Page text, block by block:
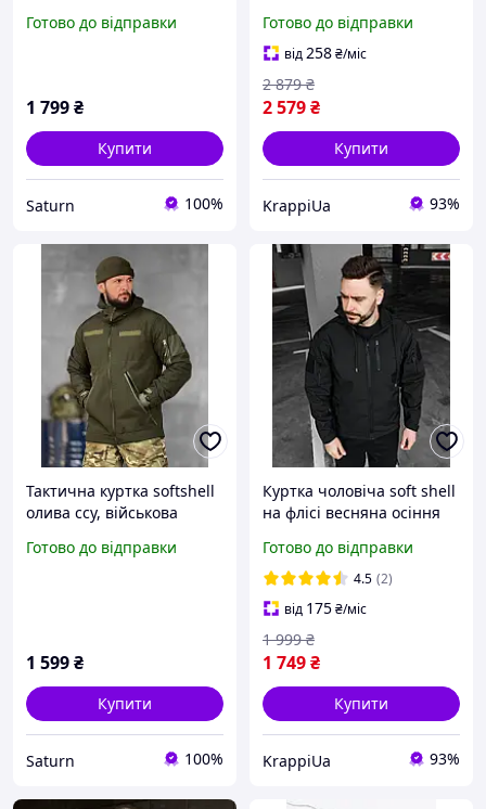
куртка весняна на флісі
Готово до відправки
1 799₴
Купити
Saturn 100%
капюшоном Софт Шелл
на флісі чорна
Готово до відправки
від258₴/міс
2 579₴
2 879 ₴
Купити
KrappiUa 93%
Тактична куртка softshell
олива ссу, військова
куртка весняна на флісі
Готово до відправки
1 599₴
Купити
Saturn 100%
Куртка чоловіча soft shell
на флісі весняна осіння
липучками чорна
Готово до відправки
4.5 (2)
від 175₴/міс
1 749₴
1 999 ₴
Купити
KrappiUa 93%